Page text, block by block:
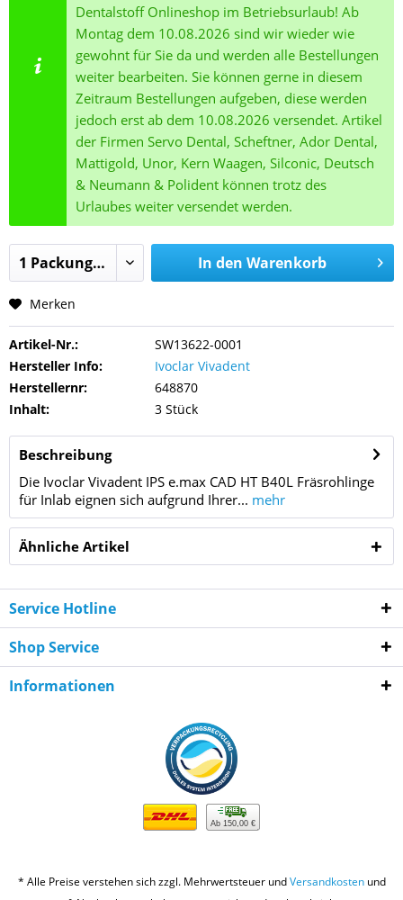
Dentalstoff Onlineshop im Betriebsurlaub! Ab
Montag dem 10.08.2026 sind wir wieder wie
gewohnt für Sie da und werden alle Bestellungen
weiter bearbeiten. Sie können gerne in diesem
Zeitraum Bestellungen aufgeben, diese werden
jedoch erst ab dem 10.08.2026 versendet. Artikel
der Firmen Servo Dental, Scheftner, Ador Dental,
Mattigold, Unor, Kern Waagen, Silconic, Deutsch
& Neumann & Polident können trotz des
Urlaubes weiter versendet werden.
In den Warenkorb
Merken
Artikel-Nr.:
SW13622-0001
Hersteller Info:
Ivoclar Vivadent
Herstellernr:
648870
Inhalt:
3 Stück
Beschreibung
Die Ivoclar Vivadent IPS e.max CAD HT B40L Fräsrohlinge
für Inlab eignen sich aufgrund Ihrer... mehr
Ähnliche Artikel
Service Hotline
Shop Service
Informationen
Ab 150,00 €
* Alle Preise verstehen sich zzgl. Mehrwertsteuer undVersandkostenund